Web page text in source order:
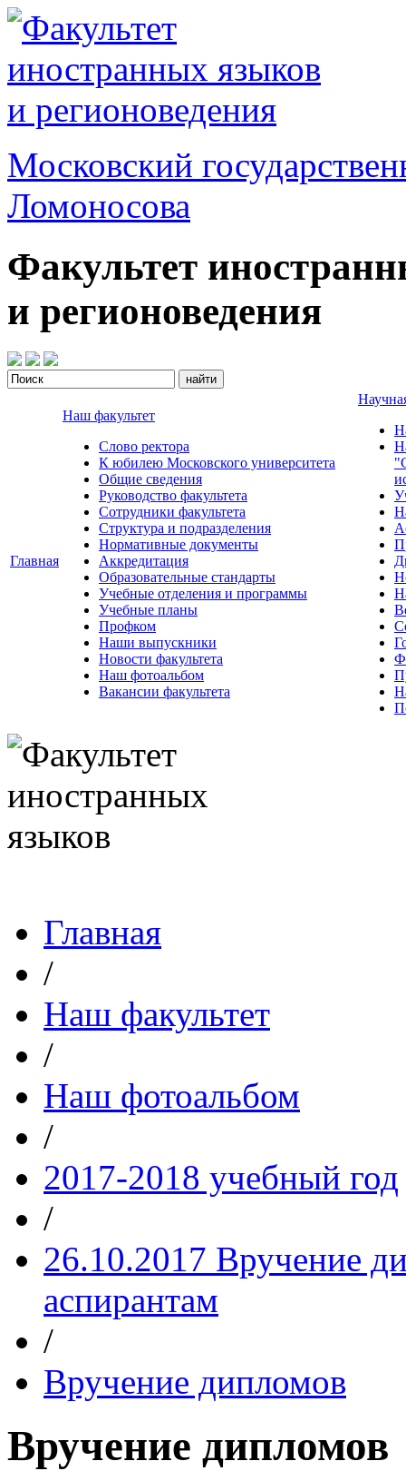
Московский
Ломоносова
Факультет
и регионоведения
Главная
Наш факультет
Слово ректора
К юбилею Московского университета
Общие сведения
Руководство факультета
Сотрудники факультета
Структура и подразделения
Нормативные документы
Аккредитация
Образовательные стандарты
Учебные отделения и программы
Учебные планы
Профком
Наши выпускники
Новости факультета
Наш фотоальбом
Вакансии факультета
Главная
/
Наш факультет
/
Наш фотоальбом
/
2017-2018 учебный год
/
26.10.2017 Вручение
аспирантам
/
Вручение дипломов
Вручение дипломов